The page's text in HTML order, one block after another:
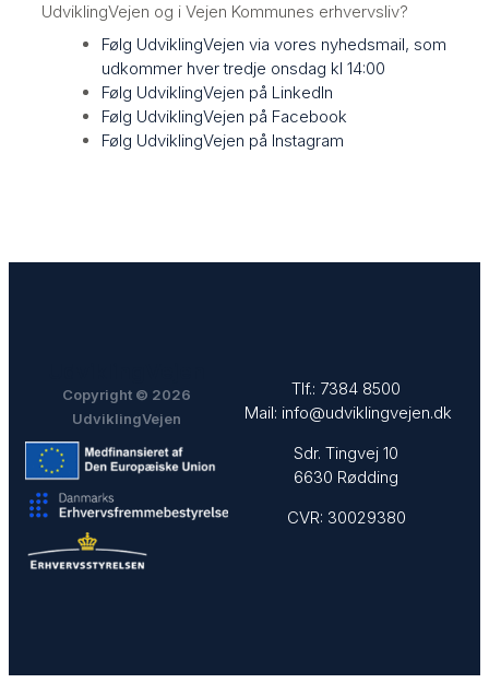
UdviklingVejen og i Vejen Kommunes erhvervsliv?
Følg UdviklingVejen via vores nyhedsmail, som
udkommer hver tredje onsdag kl 14:00
Følg UdviklingVejen på LinkedIn
Følg UdviklingVejen på Facebook
Følg UdviklingVejen på Instagram
Copyright © 2026
UdviklingVejen
Tlf.: 7384 8500
Mail: info@udviklingvejen.dk
Sdr. Tingvej 10
6630 Rødding
CVR: 30029380